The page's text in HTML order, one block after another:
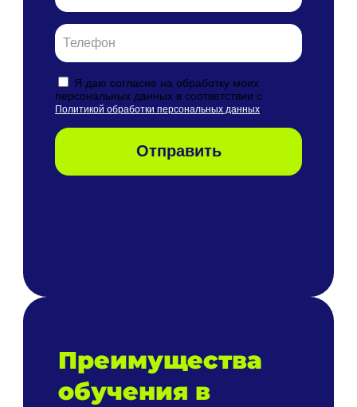
Преимущества
обучения в